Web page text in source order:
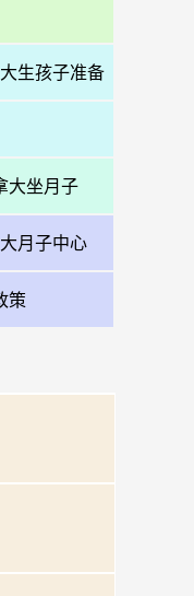
生孩子准备
大坐月子
月子中心
策